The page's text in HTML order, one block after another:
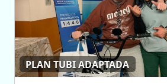
PLAN TUBI ADAPTADA